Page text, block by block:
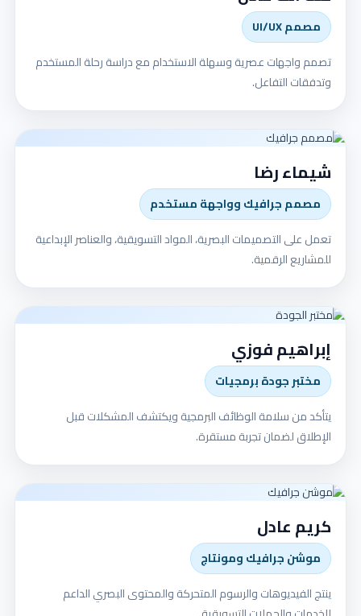
مصمم UI/UX
تصمم واجهات عصرية وسهلة الاستخدام مع دراسة رحلة المستخدم
وتدفقات التفاعل.
شيماء رضا
مصمم جرافيك وواجهة مستخدم
تعمل على التصميمات البصرية، المواد التسويقية، والعناصر الإبداعية
للمشاريع الرقمية.
إبراهيم فوزي
مختبر جودة برمجيات
يتأكد من سلامة الوظائف البرمجية ويكتشف المشكلات قبل
الإطلاق لضمان تجربة مستقرة.
كريم عادل
موشن جرافيك ومونتاج
ينتج الفيديوهات والرسوم المتحركة والمحتوى البصري الداعم